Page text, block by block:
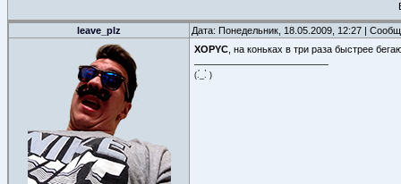
leave_plz Дата: Понедельник, 18.05.2009, 12:27 |
XOPYC , на коньках в три раза быстрее
(.́_.̀ )